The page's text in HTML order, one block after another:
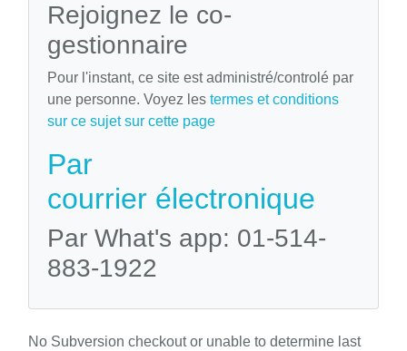
Rejoignez le co-
gestionnaire
Pour l'instant, ce site est administré/controlé par
une personne. Voyez les termes et conditions
sur ce sujet sur cette page
Par
courrier électronique
Par What's app: 01-514-
883-1922
No Subversion checkout or unable to determine last